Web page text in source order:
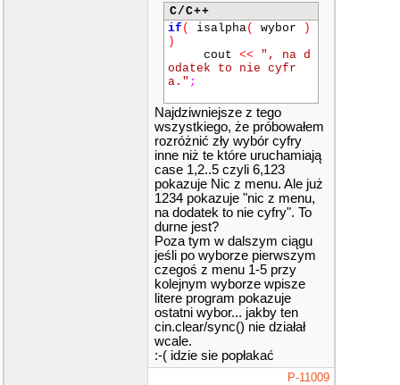
for
{
// nie chce
zeby uciekalo men
u... raz wyswietlone
wystarczy. taka impr
owizacja do cwiczeni
a
// pela czys
ci ekran od pozycji
1,8 do +/- 80,25)
gotoxy ( 1, 8
);
intiy
= 0; iy < 17; iy ++ )
{
for(
int
ix= 0 ; ix < 80;ix
+ )
{
goto
xy(x,y);
cout
<< " ";
x++;
C/C++
if ( isalpha( wybor
)
)
cout <<
", na d
odatek to nie cyfr
a." ;
Najdziwniejsze z tego
wszystkiego, że próbowałem
rozróżnić zły wybór cyfry
inne niż te które uruchamiają
case 1,2..5 czyli 6,123
pokazuje Nic z menu. Ale już
1234 pokazuje "nic z menu,
na dodatek to nie cyfry". To
durne jest?
Poza tym w dalszym ciągu
jeśli po wyborze pierwszym
czegoś z menu 1-5 przy
kolejnym wyborze wpisze
litere program pokazuje
ostatni wybor... jakby ten
cin.clear/sync() nie działał
wcale.
:-( idzie sie popłakać
P-11009